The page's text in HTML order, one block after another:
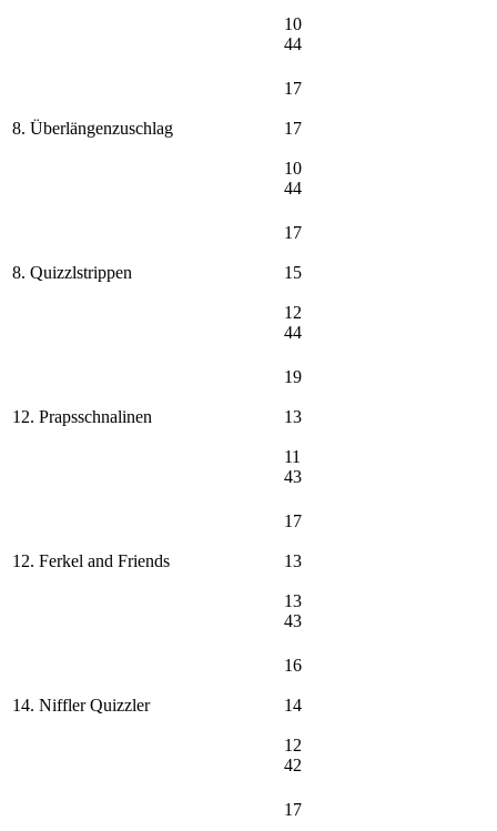
10
44
8. Überlängenzuschlag
17
17
10
44
8. Quizzlstrippen
17
15
12
44
12. Prapsschnalinen
19
13
11
43
12. Ferkel and Friends
17
13
13
43
14. Niffler Quizzler
16
14
12
42
17